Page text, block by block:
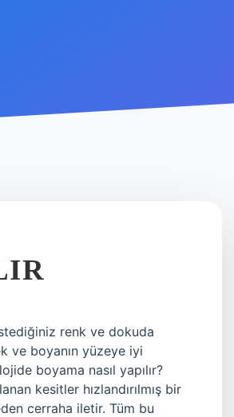
renk ve dokuda
ve boyanın yüzeye iyi
boyama nasıl yapılır?
kesitler hızlandırılmış bir
cerraha iletir. Tüm bu